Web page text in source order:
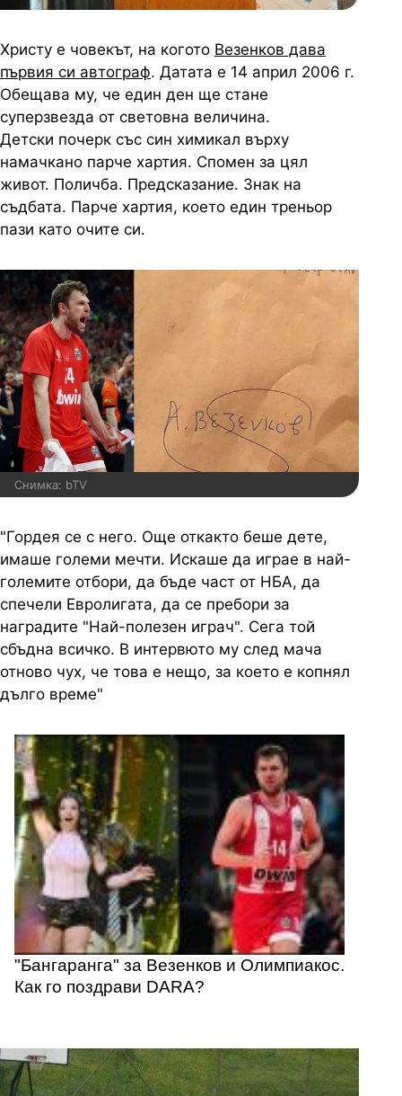
Христу е човекът, на когото Везенков дава
първия си автограф. Датата е 14 април 2006 г.
Обещава му, че един ден ще стане
суперзвезда от световна величина.
Детски почерк със син химикал върху
намачкано парче хартия. Спомен за цял
живот. Поличба. Предсказание. Знак на
съдбата. Парче хартия, което един треньор
пази като очите си.
Снимка: bTV
"Гордея се с него. Още откакто беше дете,
имаше големи мечти. Искаше да играе в най-
големите отбори, да бъде част от НБА, да
спечели Евролигата, да се пребори за
наградите "Най-полезен играч". Сега той
сбъдна всичко. В интервюто му след мача
отново чух, че това е нещо, за което е копнял
дълго време"
"Бангаранга" за Везенков и Олимпиакос.
Как го поздрави DARA?